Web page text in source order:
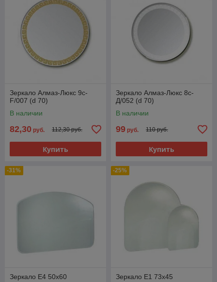
Зеркало Алмаз-Люкс 9c-
F/007 (d 70)
В наличии
82,30 руб. 112,30 руб.
Купить
Зеркало Алмаз-Люкс 8с-
Д/052 (d 70)
В наличии
99 руб. 110 руб.
Купить
-31%
Зеркало E4 50х60
-25%
Зеркало E1 73х45